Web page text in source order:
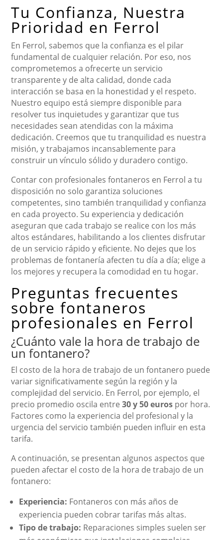
Tu Confianza, Nuestra
Prioridad en Ferrol
En Ferrol, sabemos que la confianza es el pilar
fundamental de cualquier relación. Por eso, nos
comprometemos a ofrecerte un servicio
transparente y de alta calidad, donde cada
interacción se basa en la honestidad y el respeto.
Nuestro equipo está siempre disponible para
resolver tus inquietudes y garantizar que tus
necesidades sean atendidas con la máxima
dedicación. Creemos que tu tranquilidad es nuestra
misión, y trabajamos incansablemente para
construir un vínculo sólido y duradero contigo.
Contar con profesionales fontaneros en Ferrol a tu
disposición no solo garantiza soluciones
competentes, sino también tranquilidad y confianza
en cada proyecto. Su experiencia y dedicación
aseguran que cada trabajo se realice con los más
altos estándares, habilitando a los clientes disfrutar
de un servicio rápido y eficiente. No dejes que los
problemas de fontanería afecten tu día a día; elige a
los mejores y recupera la comodidad en tu hogar.
Preguntas frecuentes
sobre fontaneros
profesionales en Ferrol
¿Cuánto vale la hora de trabajo de
un fontanero?
El costo de la hora de trabajo de un fontanero puede
variar significativamente según la región y la
complejidad del servicio. En Ferrol, por ejemplo, el
precio promedio oscila entre30 y 50 euros por hora.
Factores como la experiencia del profesional y la
urgencia del servicio también pueden influir en esta
tarifa.
A continuación, se presentan algunos aspectos que
pueden afectar el costo de la hora de trabajo de un
fontanero:
Experiencia: Fontaneros con más años de
experiencia pueden cobrar tarifas más altas.
Tipo de trabajo: Reparaciones simples suelen ser